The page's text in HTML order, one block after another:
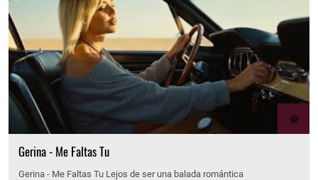
Gerina - Me Faltas Tu
Gerina - Me Faltas Tu Lejos de ser una balada romántica